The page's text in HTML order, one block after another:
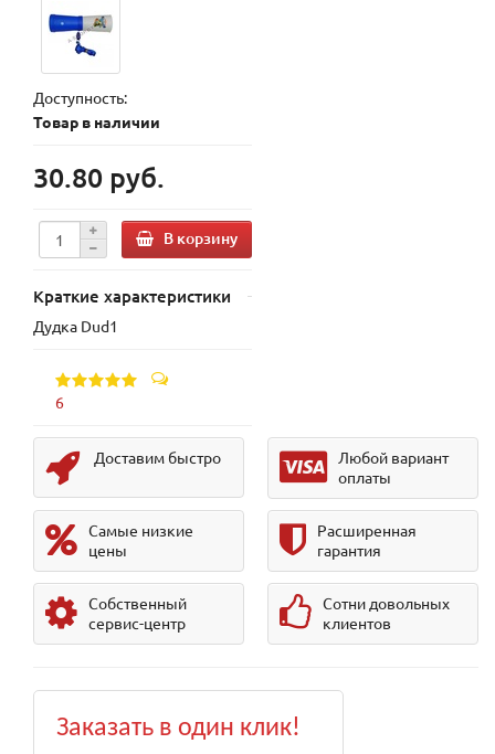
Доступность:
Товар в наличии
30.80 руб.
В корзину
Краткие характеристики
Дудка Dud1
6
Доставим быстро
Любой вариант
оплаты
Самые низкие
цены
Расширенная
гарантия
Собственный
сервис-центр
Сотни довольных
клиентов
Заказать в один клик!